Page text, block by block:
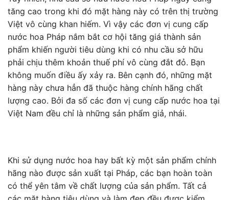
tăng cao trong khi đó mặt hàng này có trên thị trường
Việt vô cùng khan hiếm. Vì vậy các đơn vị cung cấp
nước hoa Pháp nắm bắt cơ hội tăng giá thành sản
phẩm khiến người tiêu dùng khi có nhu cầu sở hữu
phải chịu thêm khoản thuế phí vô cùng đắt đỏ. Bạn
không muốn điều ấy xảy ra. Bên cạnh đó, những mặt
hàng này chưa hẳn đã thuộc hàng chính hãng chất
lượng cao. Bởi đa số các đơn vị cung cấp nước hoa tại
Việt Nam đều chỉ là những sản phẩm giả, nhái.
Khi sử dụng nước hoa hay bất kỳ một sản phẩm chính
hãng nào được sản xuất tại Pháp, các bạn hoàn toàn
có thể yên tâm về chất lượng của sản phẩm. Tất cả